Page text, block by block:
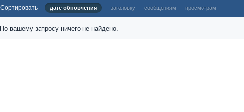
Сортировать дате обновления заголовку сообщениям просмотрам
По вашему запросу ничего не найдено.